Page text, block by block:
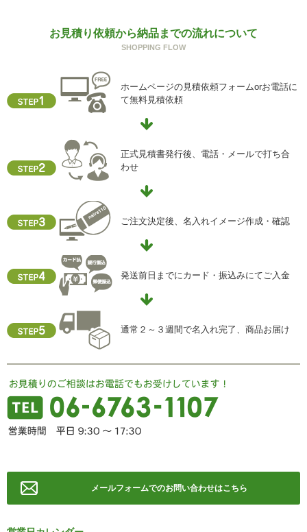
ご本人からの求めにより、当社が保有する保有個人データ
に関する開示、利用目的の通知、内容の訂正・追加または
供記録の開示(以下、開示等という)に応じます。
開示等に応ずる窓口は、下記「当社の個人情報の取扱いに
関する苦情、相談等の問合せ先」を参照してください。
クッキーやウェブビーコン等を用いるなどして、本人が容
易に認識できない方法による個人情報の取得を行っており
ません。
i) 個人情報保護方針
当社ホームページの個人情報保護方針をご覧下さい
住所 ：大阪市中央区瓦屋町2-13-5
TEL ： 06-6763-5415
FAX ： 06-6763-0829
お見積り依頼から納品までの流れについて
SHOPPING FLOW
ホームページの見積依頼フォームorお電話に
て無料見積依頼
正式見積書発行後、電話・メールで打ち合
わせ
ご注文決定後、名入れイメージ作成・確認
発送前日までにカード・振込みにてご入金
通常２～３週間で名入れ完了、商品お届け
メールフォームでのお問い合わせはこちら